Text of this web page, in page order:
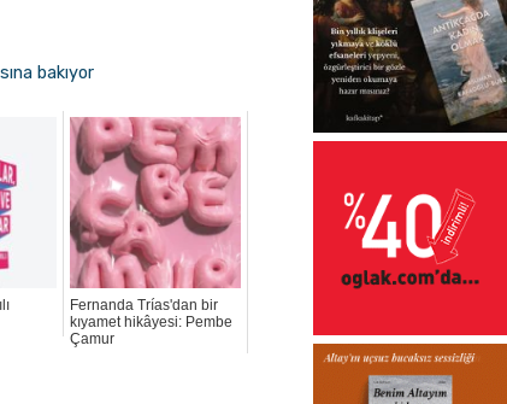
bakıyor
Fernanda Trías'dan bir
kıyamet hikâyesi: Pembe
Çamur